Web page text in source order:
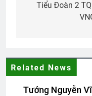
2 Years
navigation
Tiểu Đoàn 2
Related News
Tướng Nguyễn